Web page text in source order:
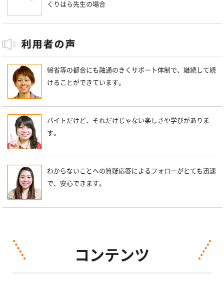
くりはら先生の場合
帰省等の都合にも融通のきくサポート体制で、継続して続
けることができています。
バイトだけど、それだけじゃない楽しさや学びがありま
す。
わからないことへの質疑応答によるフォローがとても迅速
で、安心できます。
コンテンツ